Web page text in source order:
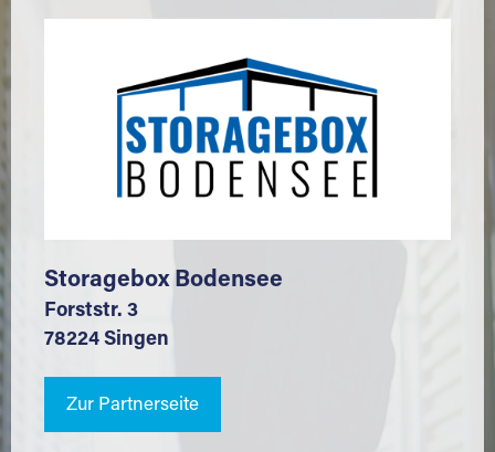
Storagebox Bodensee
Forststr. 3
78224 Singen
Zur Partnerseite